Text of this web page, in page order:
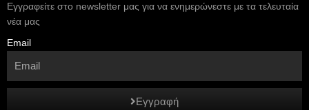
Εγγραφείτε στο newsletter μας για να ενημερώνεστε με τα τελευταία
νέα μας
Email
Εγγραφή